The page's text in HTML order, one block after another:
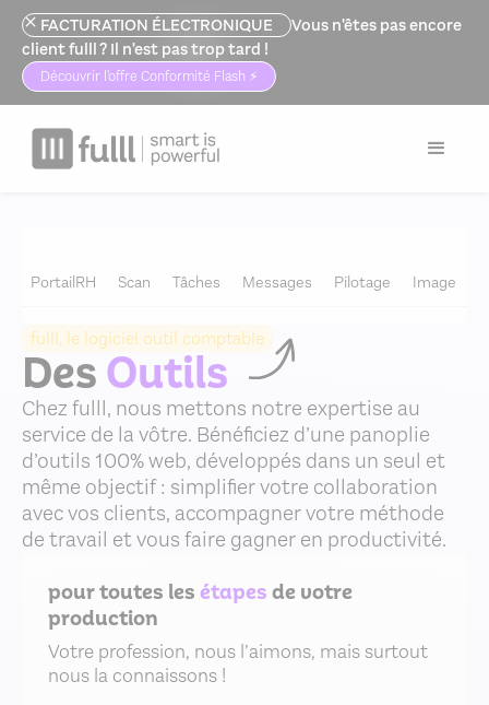
FACTURATION ÉLECTRONIQUE
Vous n'êtes pas encore
client fulll ? Il n'est pas trop tard !
Découvrir l'offre Conformité Flash ⚡️
Logiciel expert comptable>Outils
PortailRH Scan Tâches Messages Pilotage Image
fulll, le logiciel outil comptable
DesOutils
Chez fulll, nous mettons notre expertise au
service de la vôtre. Bénéficiez d’une panoplie
d’outils 100% web, développés dans un seul et
même objectif : simplifier votre collaboration
avec vos clients, accompagner votre méthode
de travail et vous faire gagner en productivité.
pour toutes lesétapesde votre
production
Votre profession, nous l’aimons, mais surtout
nous la connaissons !